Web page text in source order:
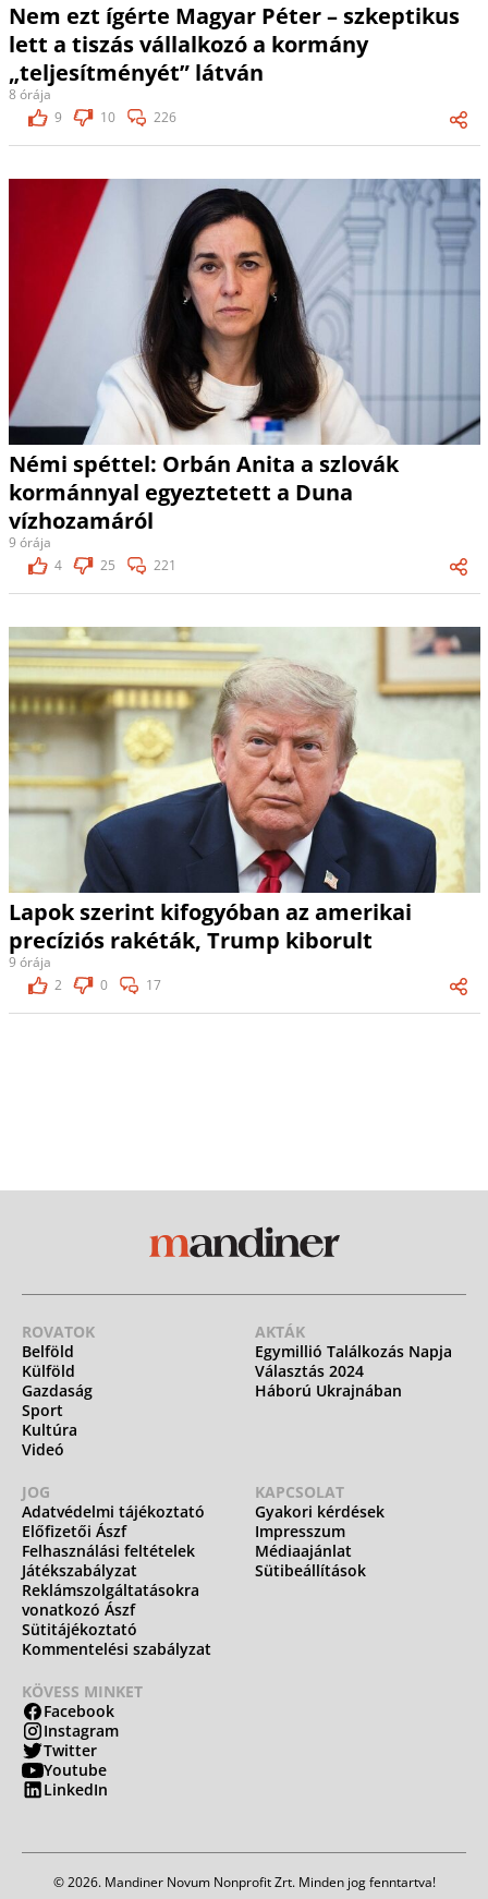
Nem ezt ígérte Magyar Péter – szkeptikus
lett a tiszás vállalkozó a kormány
„teljesítményét” látván
8 órája
9
10 226
Némi spéttel: Orbán Anita a szlovák
kormánnyal egyeztetett a Duna
vízhozamáról
9 órája
4
25 221
Lapok szerint kifogyóban az amerikai
precíziós rakéták, Trump kiborult
9 órája
2
0 17
ROVATOK
Belföld
Külföld
Gazdaság
Sport
Kultúra
Videó
AKTÁK
Egymillió Találkozás Napja
Választás 2024
Háború Ukrajnában
JOG
Adatvédelmi tájékoztató
Előfizetői Ászf
Felhasználási feltételek
Játékszabályzat
Reklámszolgáltatásokra
vonatkozó Ászf
Sütitájékoztató
Kommentelési szabályzat
KAPCSOLAT
Gyakori kérdések
Impresszum
Médiaajánlat
Sütibeállítások
KÖVESS MINKET
Facebook
Instagram
Twitter
Youtube
LinkedIn
© 2026. Mandiner Novum Nonprofit Zrt. Minden jog fenntartva!